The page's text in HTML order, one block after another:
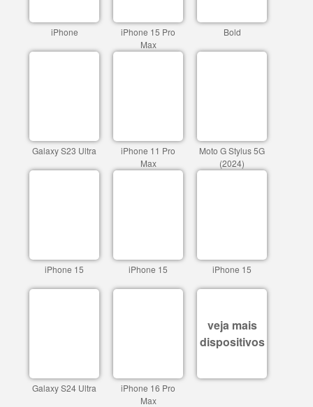
iPhone
iPhone 15 Pro
Max
Bold
Galaxy S23 Ultra
iPhone 11 Pro
Max
Moto G Stylus 5G
(2024)
iPhone 15 iPhone 15 iPhone 15
Galaxy S24 Ultra
iPhone 16 Pro
Max
veja mais
dispositivos